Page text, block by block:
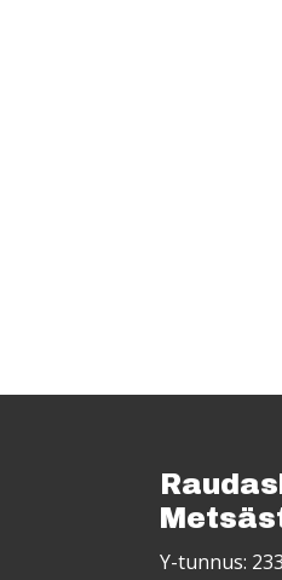
Y-tunnus: